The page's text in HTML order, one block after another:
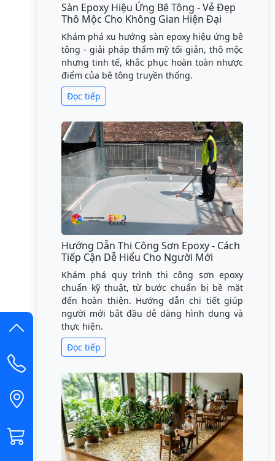
Sàn Epoxy Hiệu Ứng Bê Tông - Vẻ Đẹp
Thô Mộc Cho Không Gian Hiện Đại
Khám phá xu hướng sàn epoxy hiệu ứng bê
tông - giải pháp thẩm mỹ tối giản, thô mộc
nhưng tinh tế, khắc phục hoàn toàn nhược
điểm của bê tông truyền thống.
Đọc tiếp
Hướng Dẫn Thi Công Sơn Epoxy - Cách
Tiếp Cận Dễ Hiểu Cho Người Mới
Khám phá quy trình thi công sơn epoxy
chuẩn kỹ thuật, từ bước chuẩn bị bề mặt
đến hoàn thiện. Hướng dẫn chi tiết giúp
người mới bắt đầu dễ dàng hình dung và
thực hiện.
Đọc tiếp